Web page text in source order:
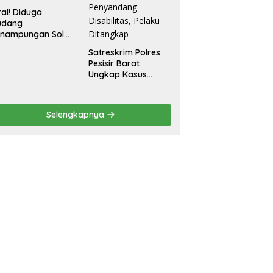
Diduga
Solar
Satreskrim Polres
Pesisir Barat
Ungkap Kasus
Penyandang
Disabilitas, Pelaku
Ditangkap
Selengkapnya